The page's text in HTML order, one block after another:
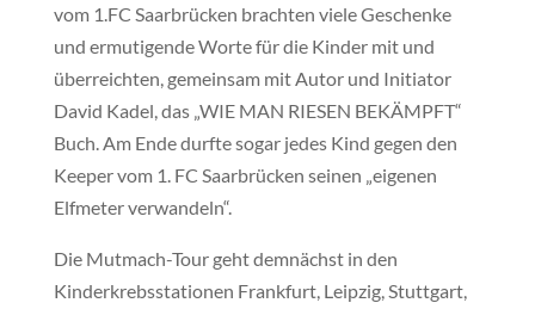
vom 1.FC Saarbrücken brachten viele Geschenke
und ermutigende Worte für die Kinder mit und
überreichten, gemeinsam mit Autor und Initiator
David Kadel, das „WIE MAN RIESEN BEKÄMPFT“
Buch. Am Ende durfte sogar jedes Kind gegen den
Keeper vom 1. FC Saarbrücken seinen „eigenen
Elfmeter verwandeln“.
Die Mutmach-Tour geht demnächst in den
Kinderkrebsstationen Frankfurt, Leipzig, Stuttgart,